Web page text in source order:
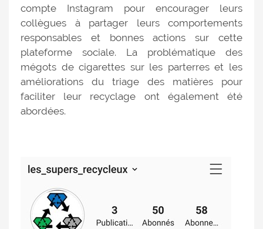
compte Instagram pour encourager leurs
collègues à partager leurs comportements
responsables et bonnes actions sur cette
plateforme sociale. La problématique des
mégots de cigarettes sur les parterres et les
améliorations du triage des matières pour
faciliter leur recyclage ont également été
abordées.